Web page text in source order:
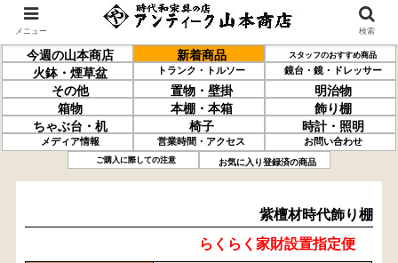
今週の山本商店 新着商品 スタッフのおすすめ商品
火鉢・煙草盆 トランク・トルソー 鏡台・鏡・ドレッサー
その他 置物・壁掛
明治物
箱物
本棚・本箱
飾り棚
ちゃぶ台・机
椅子 時計・照明
メディア情報 営業時間・アクセス お問い合わせ
ご購入に際しての注意 お気に入り登録済の商品
紫檀材時代飾り棚
紫檀材時代飾り棚
らくらく家財設置指定便
メニュー 検索